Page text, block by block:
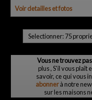
Voir detailles et fotos
Selectionner:75
Vous ne trouvez
plus, S'il vous plaît
savoir, ce qui vous
abonnerà notre
sur les maisons